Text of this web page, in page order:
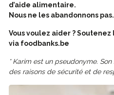
d’aide alimentaire.
Nous ne les abandonnons pas.
Vous voulez aider ?
via foodbanks.be
* Karim est un pseudonyme.
des raisons de sécurité et de